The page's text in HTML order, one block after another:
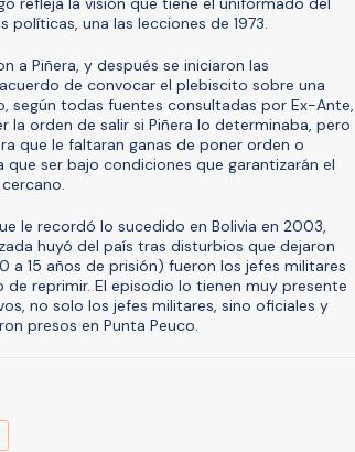
políticas, una las lecciones de 1973.
a Piñera, y después se iniciaron las
de convocar el plebiscito sobre una
según todas fuentes consultadas por Ex-Ante,
orden de salir si Piñera lo determinaba, pero
que le faltaran ganas de poner orden o
ser bajo condiciones que garantizarán el
le recordó lo sucedido en Bolivia en 2003,
huyó del país tras disturbios que dejaron
15 años de prisión) fueron los jefes militares
reprimir. El episodio lo tienen muy presente
no solo los jefes militares, sino oficiales y
presos en Punta Peuco.